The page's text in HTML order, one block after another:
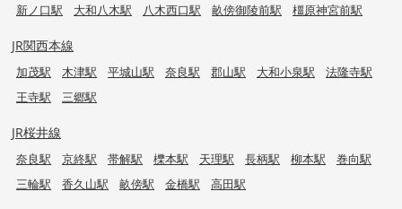
新ノ口駅
大和八木駅 八木西口駅 畝傍御陵前駅 橿原神宮前駅
JR関西本線
加茂駅 木津駅 平城山駅 奈良駅 郡山駅 大和小泉駅
法隆寺駅
王寺駅
三郷駅
JR桜井線
奈良駅 京終駅 帯解駅 櫟本駅 天理駅 長柄駅 柳本駅
巻向駅
三輪駅
香久山駅 畝傍駅 金橋駅 高田駅